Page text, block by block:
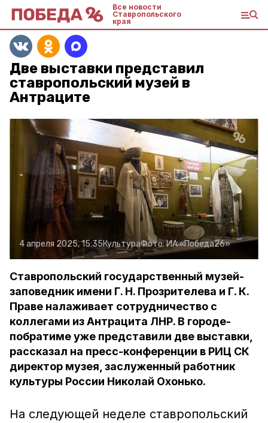
Все новости
Ставропольского
края
Две выставки представил
ставропольский музей в
Антраците
4 апреля 2025, 15:35КультураФото:ИА «Победа26»
Ставропольский государственный музей-
заповедник имени Г. Н. Прозрителева и Г. К.
Праве налаживает сотрудничество с
коллегами из Антрацита ЛНР. В городе-
побратиме уже представили две выставки,
рассказал на пресс-конференции в РИЦ СК
директор музея, заслуженный работник
культуры России Николай Охонько.
На следующей неделе ставропольский